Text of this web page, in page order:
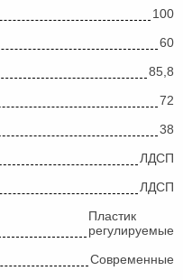
100
60
85,8
72
38
ЛДСП
ЛДСП
Пластик
регулируемые
Современные